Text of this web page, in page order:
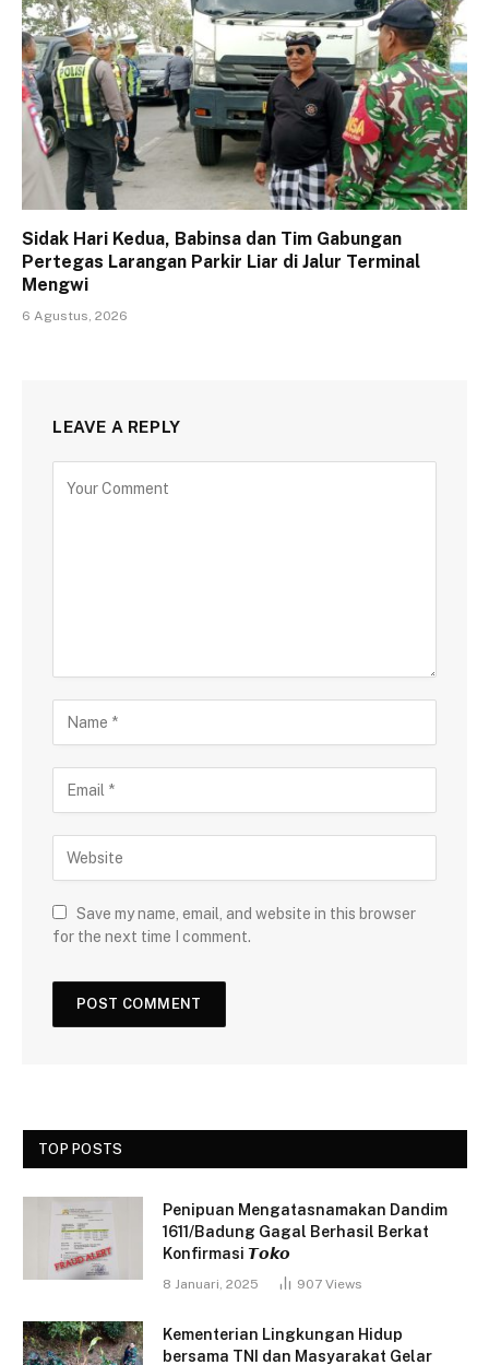
Sidak Hari Kedua, Babinsa dan Tim Gabungan
Pertegas Larangan Parkir Liar di Jalur Terminal
Mengwi
6 Agustus, 2026
LEAVE A REPLY
Save my name, email, and website in this browser
for the next time I comment.
TOP POSTS
Penipuan Mengatasnamakan Dandim
1611/Badung Gagal Berhasil Berkat
Konfirmasi 𝙏𝙤𝙠𝙤
8 Januari, 2025 907 Views
Kementerian Lingkungan Hidup
bersama TNI dan Masyarakat Gelar